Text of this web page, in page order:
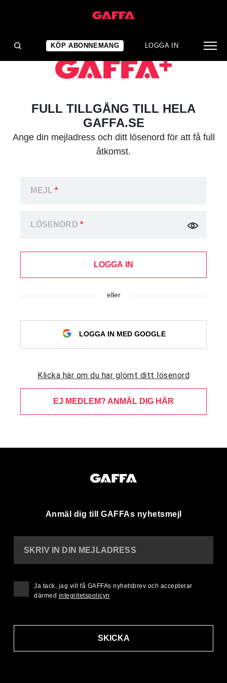
KÖP ABONNEMANG LOGGA IN
FULL TILLGÅNG TILL HELA
GAFFA.SE
Ange din mejladress och ditt lösenord för att få full
åtkomst.
MEJL*
LÖSENORD *
LOGGA IN
eller
LOGGA IN MED GOOGLE
Klicka här om du har glömt ditt lösenord
EJ MEDLEM? ANMÄL DIG HÄR
Anmäl dig till GAFFAs nyhetsmejl
SKRIV IN DIN MEJLADRESS
SKICKA
Ja tack, jag vill få GAFFAs nyhetsbrev och accepterar
därmed integritetspolicyn